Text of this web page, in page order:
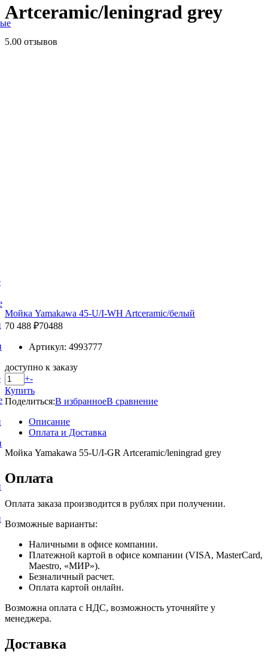
Artceramic/leningrad grey
5.00 отзывов
Мойка Yamakawa 45-U/I-WH Artceramic/белый
70 488 ₽70488
Артикул: 4993777
доступно к заказу
+-
Купить
Поделиться:В избранноеВ сравнение
Описание
Оплата и Доставка
Мойка Yamakawa 55-U/I-GR Artceramic/leningrad grey
Оплата
Оплата заказа производится в рублях при получении.
Возможные варианты:
Наличными в офисе компании.
Платежной картой в офисе компании (VISA, MasterCard,
Maestro, «МИР»).
Безналичный расчет.
Оплата картой онлайн.
Возможна оплата с НДС, возможность уточняйте у
менеджера.
Доставка